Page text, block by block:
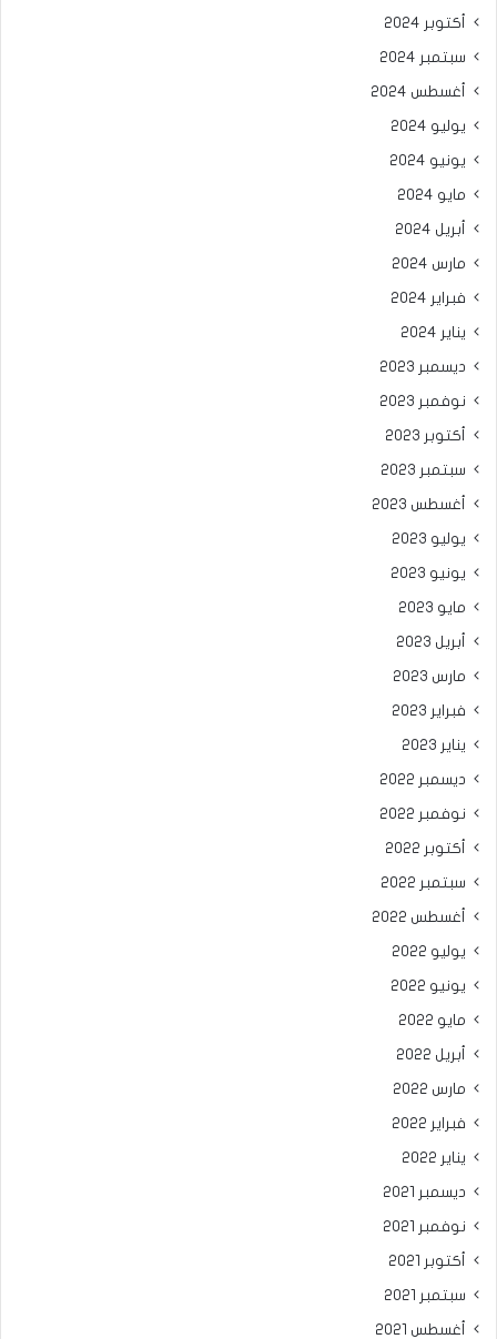
أكتوبر 2024
سبتمبر 2024
أغسطس 2024
يوليو 2024
يونيو 2024
مايو 2024
أبريل 2024
مارس 2024
فبراير 2024
يناير 2024
ديسمبر 2023
نوفمبر 2023
أكتوبر 2023
سبتمبر 2023
أغسطس 2023
يوليو 2023
يونيو 2023
مايو 2023
أبريل 2023
مارس 2023
فبراير 2023
يناير 2023
ديسمبر 2022
نوفمبر 2022
أكتوبر 2022
سبتمبر 2022
أغسطس 2022
يوليو 2022
يونيو 2022
مايو 2022
أبريل 2022
مارس 2022
فبراير 2022
يناير 2022
ديسمبر 2021
نوفمبر 2021
أكتوبر 2021
سبتمبر 2021
أغسطس 2021